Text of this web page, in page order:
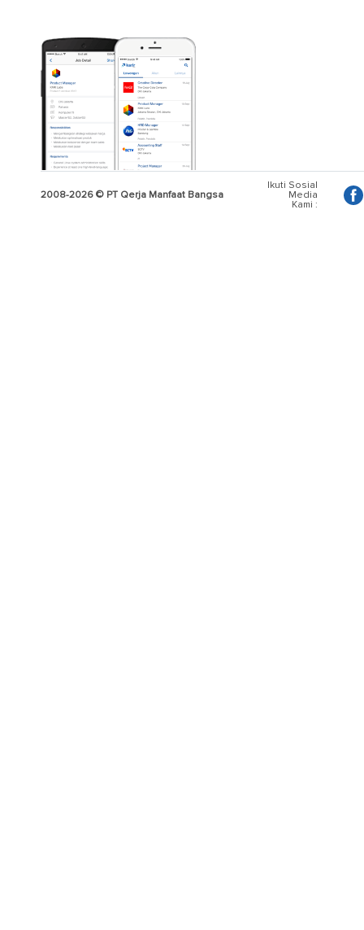
2008-2026 © PT Qerja Manfaat Bangsa
Ikuti Sosial
Media
Kami :